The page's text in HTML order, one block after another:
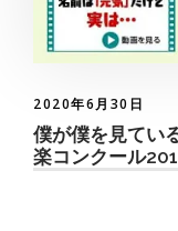
2020年6月30日
僕が僕を見てい
楽コンクール